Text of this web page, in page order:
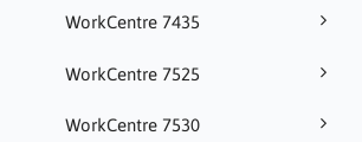
WorkCentre 7435
WorkCentre 7525
WorkCentre 7530